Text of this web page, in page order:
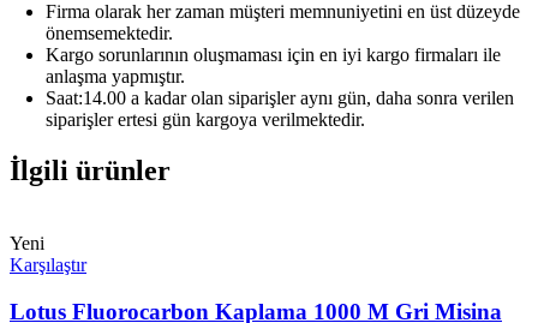
Firma olarak her zaman müşteri memnuniyetini en üst düzeyde
önemsemektedir.
Kargo sorunlarının oluşmaması için en iyi kargo firmaları ile
anlaşma yapmıştır.
Saat:14.00 a kadar olan siparişler aynı gün, daha sonra verilen
siparişler ertesi gün kargoya verilmektedir.
İlgili ürünler
Yeni
Karşılaştır
Lotus Fluorocarbon Kaplama 1000 M Gri Misina